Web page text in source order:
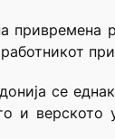
се
и